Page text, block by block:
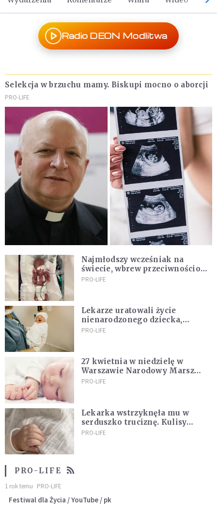
Radio DEON Modlitwa
Selekcja w brzuchu mamy. Biskupi mocno o aborcji
PRO-LIFE
Najmłodszy wcześniak na
świecie, wbrew przeciwnościom,
świętują swoje 1. urodziny
PRO-LIFE
Lekarze uratowali życie
nienarodzonego dziecka,
przeprowadzając ryzykowną
PRO-LIFE
27 kwietnia w niedzielę w
Warszawie Narodowy Marsz
Życia. Błogosławi abp Adrian
PRO-LIFE
Lekarka wstrzyknęła mu w
serduszko truciznę. Kulisy
zabójstwa małego Felka w
PRO-LIFE
PRO-LIFE
1 rok temu PRO-LIFE
Festiwal dla Życia / YouTube / pk